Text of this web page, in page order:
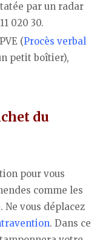
par un radar
020 30.
(Procès verbal
petit boîtier),
du
pour vous
comme les
Ne vous déplacez
. Dans ce